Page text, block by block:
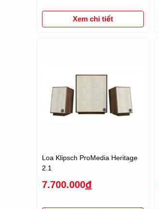
Xem chi tiết
Loa Klipsch ProMedia Heritage
2.1
7.700.000đ